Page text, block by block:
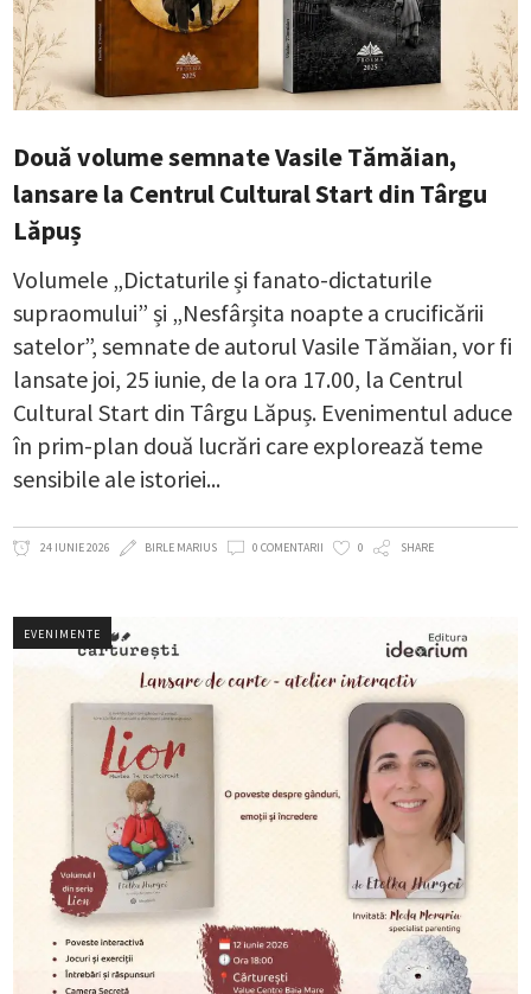
Două volume semnate Vasile Tămăian,
lansare la Centrul Cultural Start din Târgu
Lăpuș
Volumele „Dictaturile și fanato-dictaturile
supraomului” și „Nesfârșita noapte a crucificării
satelor”, semnate de autorul Vasile Tămăian, vor fi
lansate joi, 25 iunie, de la ora 17.00, la Centrul
Cultural Start din Târgu Lăpuș. Evenimentul aduce
în prim-plan două lucrări care explorează teme
sensibile ale istoriei
24 IUNIE 2026 BIRLE MARIUS 0 COMENTARII 0 SHARE
EVENIMENTE